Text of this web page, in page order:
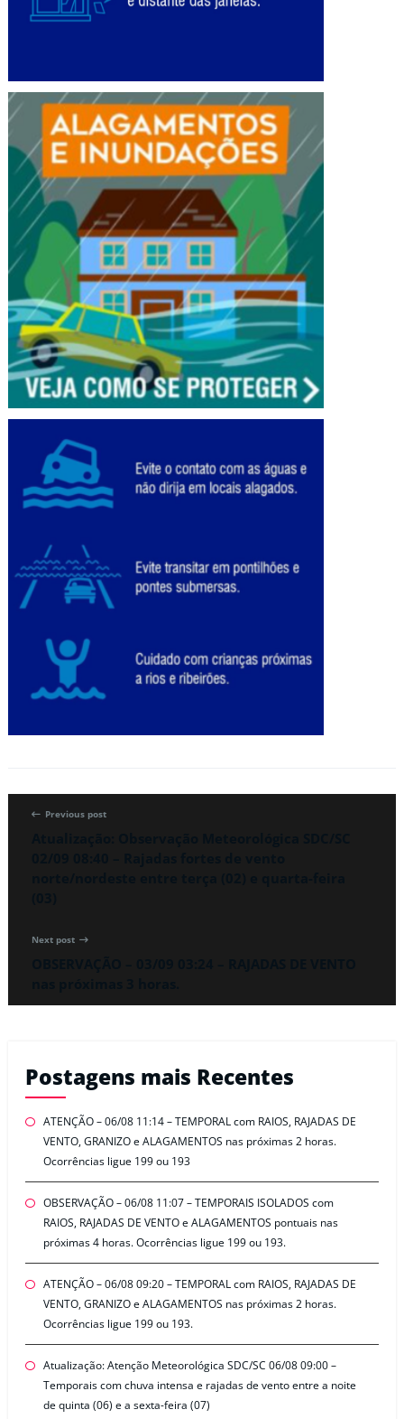
Previous post
Next post
Postagens mais Recentes
ATENÇÃO – 06/08 11:14 – TEMPORAL com RAIOS, RAJADAS DE
VENTO, GRANIZO e ALAGAMENTOS nas próximas 2 horas.
Ocorrências ligue 199 ou 193
OBSERVAÇÃO – 06/08 11:07 – TEMPORAIS ISOLADOS com
RAIOS, RAJADAS DE VENTO e ALAGAMENTOS pontuais nas
próximas 4 horas. Ocorrências ligue 199 ou 193.
ATENÇÃO – 06/08 09:20 – TEMPORAL com RAIOS, RAJADAS DE
VENTO, GRANIZO e ALAGAMENTOS nas próximas 2 horas.
Ocorrências ligue 199 ou 193.
Atualização: Atenção Meteorológica SDC/SC 06/08 09:00 –
Temporais com chuva intensa e rajadas de vento entre a noite
de quinta (06) e a sexta-feira (07)